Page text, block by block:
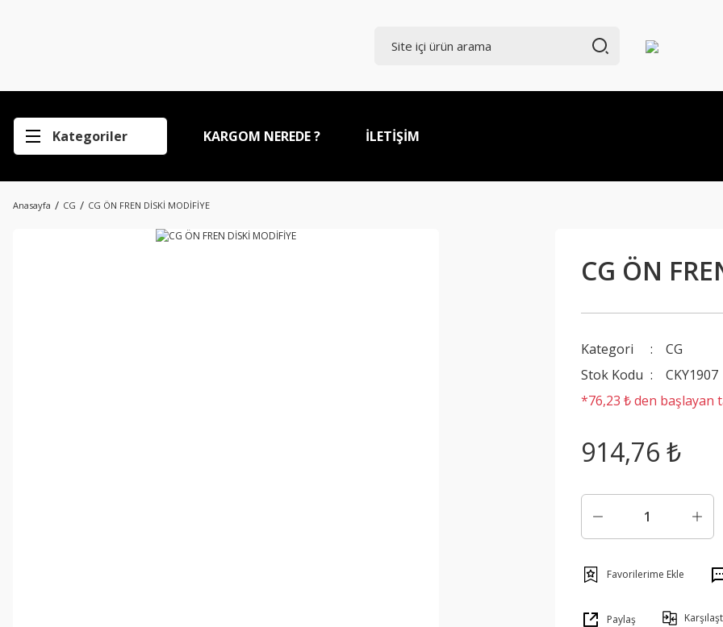
Kategoriler KARGOM NEREDE ? İLETİŞİM
Anasayfa CG CG ÖN FREN DİSKİ MODİFİYE
CG ÖN
Kategori
CG
Stok Kodu
CKY1907
*76,23 ₺ den başlayan
914,76 ₺
Paylaş